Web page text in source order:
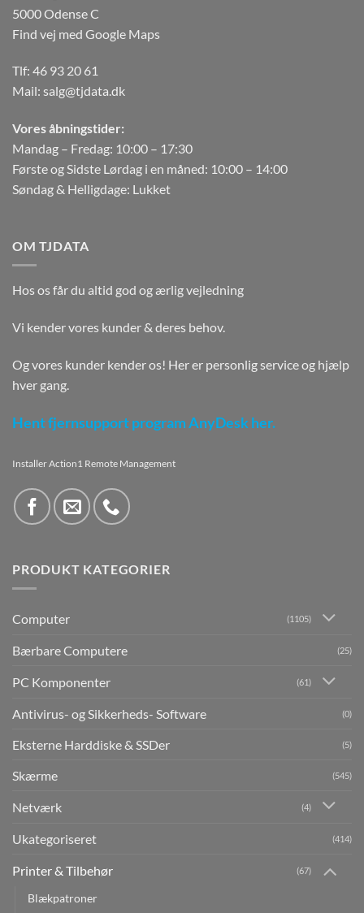
5000 Odense C
Find vej med Google Maps
Tlf: 46 93 20 61
Mail: salg@tjdata.dk
Vores åbningstider:
Mandag – Fredag: 10:00 – 17:30
Første og Sidste Lørdag i en måned: 10:00 – 14:00
Søndag & Helligdage: Lukket
OM TJDATA
Hos os får du altid god og ærlig vejledning
Vi kender vores kunder & deres behov.
Og vores kunder kender os! Her er personlig service og hjælp
hver gang.
Hent fjernsupport program AnyDesk her.
Installer Action1 Remote Management
PRODUKT KATEGORIER
Computer (1105)
Bærbare Computere (25)
PC Komponenter (61)
Antivirus- og Sikkerheds- Software (0)
Eksterne Harddiske & SSDer (5)
Skærme (545)
Netværk (4)
Ukategoriseret (414)
Printer & Tilbehør (67)
Blækpatroner